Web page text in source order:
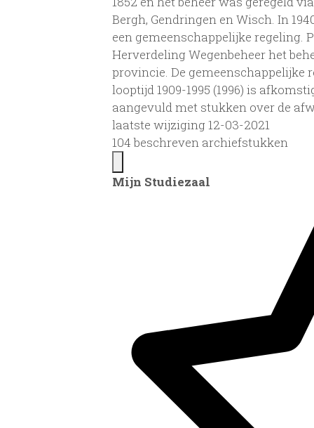
Bergh, Gendringen en Wisch. In
een gemeenschappelijke regeling.
Herverdeling Wegenbeheer het
provincie. De gemeenschappelijke
looptijd 1909-1995 (1996) is
aangevuld met stukken over de
laatste wijziging 12-03-2021
104 beschreven archiefstukken
Mijn Studiezaal